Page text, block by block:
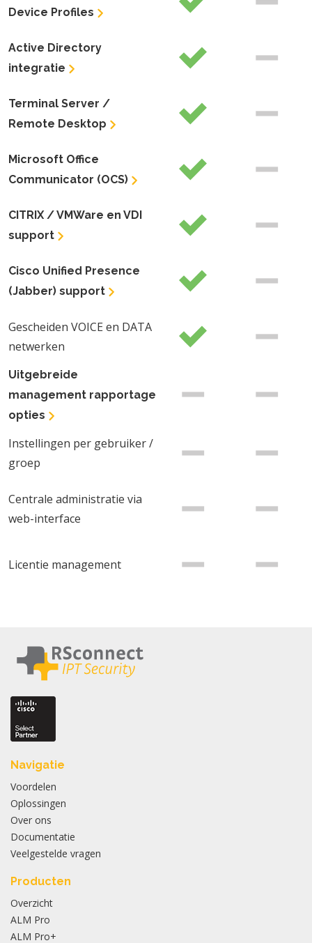
Device Profiles
Active Directory
integratie
Terminal Server /
Remote Desktop
Microsoft Office
Communicator (OCS)
CITRIX / VMWare en VDI
support
Cisco Unified Presence
(Jabber) support
Gescheiden VOICE en DATA
netwerken
Uitgebreide
management rapportage
opties
Instellingen per gebruiker /
groep
Centrale administratie via
web-interface
Licentie management
Navigatie
Voordelen
Oplossingen
Over ons
Documentatie
Veelgestelde vragen
Producten
Overzicht
ALM Pro
ALM Pro+